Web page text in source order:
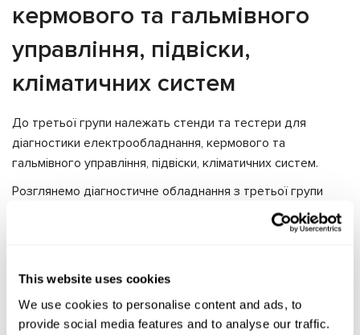
This website uses cookies
We use cookies to personalise content and ads, to
provide social media features and to analyse our traffic.
кермового та гальмівного
управління, підвіски,
кліматичних систем
До третьої групи належать стенди та тестери для
діагностики електрообладнання, кермового та
гальмівного управління, підвіски, кліматичних систем.
Розглянемо діагностичне обладнання з третьої групи
MSG Equipment: MS012, MS004, MS111, MS561, MS603N –
реле-регуляторів генераторів 12/24В як у зборі з
генератором, так й окремо.
Багатофункціональний стенд MS004 COМ забезпечує